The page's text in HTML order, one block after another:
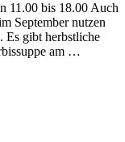
11.00 bis 18.00 Auch
September nutzen
Es gibt herbstliche
am …